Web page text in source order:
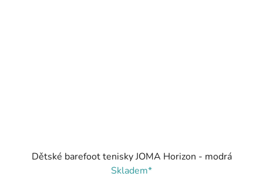
Dětské barefoot tenisky JOMA Horizon - modrá
Skladem*